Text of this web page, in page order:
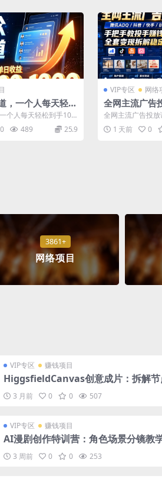
，一个人每天轻松
快、见效稳【揭
个人每天轻松到手100
揭秘】 本期内容...
0 489 25.9
VIP专区 网络
全网主流广告
抖音 / 快手 / B
教投手赚钱变
出单
全网主流广告投
/ B 站实操教学，
1 天前 0
3861+
网络项目
VIP专区 赚钱项目
HiggsfieldCanvas创意成片：拆解节
覆传统剪辑制作方式
3 月前 0 0 507
VIP专区 赚钱项目
AI漫剧创作特训营：角色场景分镜教
爆款漫剧全套技巧
3 周前 0 0 253